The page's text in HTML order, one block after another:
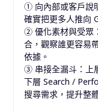
① 向內部或客戶說
確實把更多人推向
② 優化素材與受眾
合，觀察誰更容易
依據。
③ 串接全漏斗：上
下層 Search /
搜尋需求，提升整